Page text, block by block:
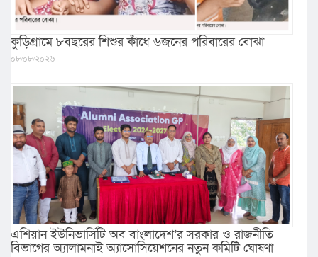
কুড়িগ্রামে ৮বছরের শিশুর কাঁধে ৬জনের পরিবারের বোঝা
০৮/০৮/২০২৬
এশিয়ান ইউনিভার্সিটি অব বাংলাদেশ’র সরকার ও রাজনীতি
বিভাগের অ্যালামনাই অ্যাসোসিয়েশনের নতুন কমিটি ঘোষণা